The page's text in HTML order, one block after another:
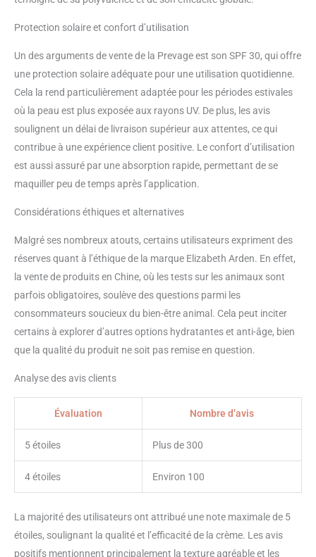
Prevage , afin de transformer
l'apparence de votre peau Ce
complément du soin pour le
visage Superstart Booster
Rénovateur de Peau Cette crème
permet de corriger, protéger et
réparer RESULTATS ATTENDUS:
La crème hydratante visage
hydratation intense Ce soin pour
le visage réduit l’aspect des rides
et des ridules et offre une
les rayons UVA/UVB, grâce à sa
Retrouvez une peau jeune et
protégée grâce notre soin pour le
visage Prevage
Protection solaire et confort d’utilisation
Un des arguments de vente de la Prevage est son SPF 30, qui offre
une protection solaire adéquate pour une utilisation quotidienne.
Cela la rend particulièrement adaptée pour les périodes estivales
où la peau est plus exposée aux rayons UV. De plus, les avis
soulignent un délai de livraison supérieur aux attentes, ce qui
contribue à une expérience client positive. Le confort d’utilisation
est aussi assuré par une absorption rapide, permettant de se
maquiller peu de temps après l’application.
Considérations éthiques et alternatives
Malgré ses nombreux atouts, certains utilisateurs expriment des
réserves quant à l’éthique de la marque Elizabeth Arden. En effet,
la vente de produits en Chine, où les tests sur les animaux sont
parfois obligatoires, soulève des questions parmi les
consommateurs soucieux du bien-être animal. Cela peut inciter
certains à explorer d’autres options hydratantes et anti-âge, bien
que la qualité du produit ne soit pas remise en question.
Analyse des avis clients
Évaluation Nombre d’avis
5 étoiles Plus de 300
4 étoiles Environ 100
La majorité des utilisateurs ont attribué une note maximale de 5
étoiles, soulignant la qualité et l’efficacité de la crème. Les avis
positifs mentionnent principalement la texture agréable et les